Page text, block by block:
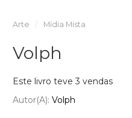
Arte Mídia Mista
Volph
Este livro teve 3 vendas
Autor(a): Volph